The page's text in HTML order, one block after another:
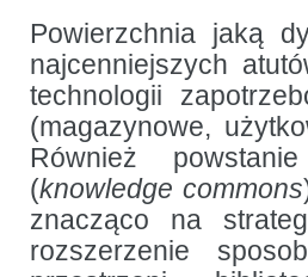
Powierzchnia jaką
najcenniejszych
technologii
(magazynowe,
Również
(knowledge commons
znacząco na
rozszerzenie